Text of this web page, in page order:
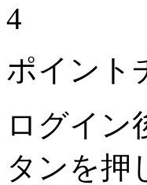
4
ポイント
ログイン
タンを押